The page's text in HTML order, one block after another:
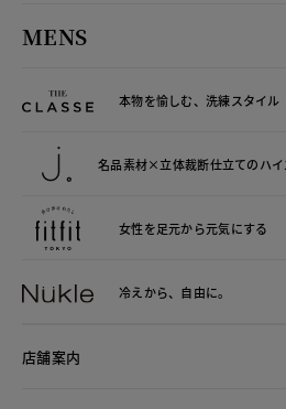
MENS
本物を愉しむ、洗練スタイル
名品素材×立体裁断仕立てのハ
女性を足元から元気にする
冷えから、 自由に。
店舗案内